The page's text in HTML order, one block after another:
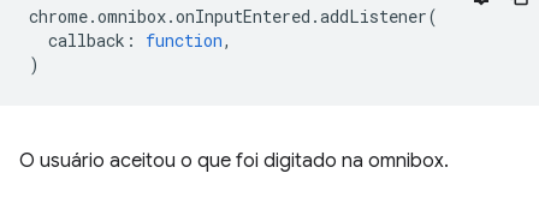
chrome.omnibox.onInputEntered .addListener(
callback : function,
)
O usuário aceitou o que foi digitado na omnibox.